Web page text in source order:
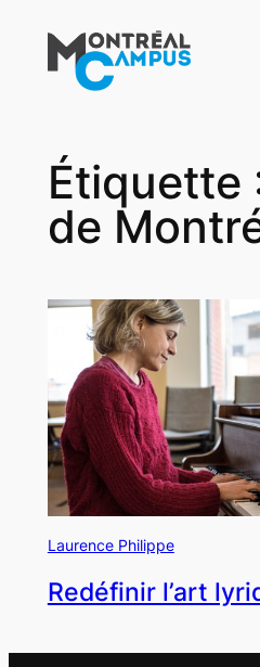
contenu
Étiquette
de
Laurence Philippe
Redéfinir l’art